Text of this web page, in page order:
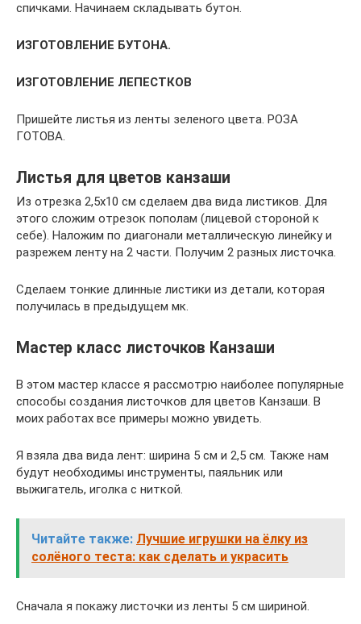
спичками. Начинаем складывать бутон.
ИЗГОТОВЛЕНИЕ БУТОНА.
ИЗГОТОВЛЕНИЕ ЛЕПЕСТКОВ
Пришейте листья из ленты зеленого цвета. РОЗА
ГОТОВА.
Листья для цветов канзаши
Из отрезка 2,5х10 см сделаем два вида листиков. Для
этого сложим отрезок пополам (лицевой стороной к
себе). Наложим по диагонали металлическую линейку и
разрежем ленту на 2 части. Получим 2 разных листочка.
Сделаем тонкие длинные листики из детали, которая
получилась в предыдущем мк.
Мастер класс листочков Канзаши
В этом мастер классе я рассмотрю наиболее популярные
способы создания листочков для цветов Канзаши. В
моих работах все примеры можно увидеть.
Я взяла два вида лент: ширина 5 см и 2,5 см. Также нам
будут необходимы инструменты, паяльник или
выжигатель, иголка с ниткой.
Читайте также: Лучшие игрушки на ёлку из
солёного теста: как сделать и украсить
Сначала я покажу листочки из ленты 5 см шириной.